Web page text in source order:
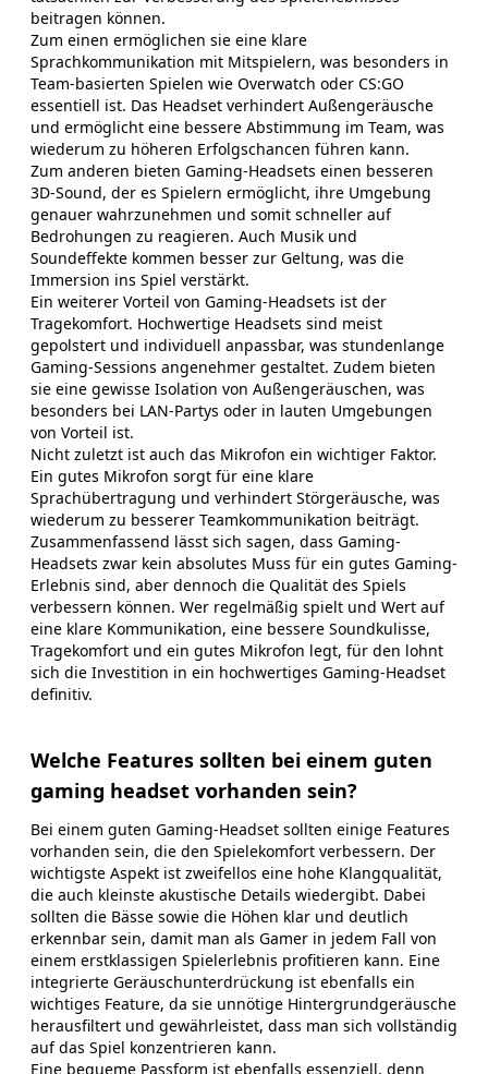
beitragen können.
Zum einen ermöglichen sie eine klare
Sprachkommunikation mit Mitspielern, was besonders in
Team-basierten Spielen wie Overwatch oder CS:GO
essentiell ist. Das Headset verhindert Außengeräusche
und ermöglicht eine bessere Abstimmung im Team, was
wiederum zu höheren Erfolgschancen führen kann.
Zum anderen bieten Gaming-Headsets einen besseren
3D-Sound, der es Spielern ermöglicht, ihre Umgebung
genauer wahrzunehmen und somit schneller auf
Bedrohungen zu reagieren. Auch Musik und
Soundeffekte kommen besser zur Geltung, was die
Immersion ins Spiel verstärkt.
Ein weiterer Vorteil von Gaming-Headsets ist der
Tragekomfort. Hochwertige Headsets sind meist
gepolstert und individuell anpassbar, was stundenlange
Gaming-Sessions angenehmer gestaltet. Zudem bieten
sie eine gewisse Isolation von Außengeräuschen, was
besonders bei LAN-Partys oder in lauten Umgebungen
von Vorteil ist.
Nicht zuletzt ist auch das Mikrofon ein wichtiger Faktor.
Ein gutes Mikrofon sorgt für eine klare
Sprachübertragung und verhindert Störgeräusche, was
wiederum zu besserer Teamkommunikation beiträgt.
Zusammenfassend lässt sich sagen, dass Gaming-
Headsets zwar kein absolutes Muss für ein gutes Gaming-
Erlebnis sind, aber dennoch die Qualität des Spiels
verbessern können. Wer regelmäßig spielt und Wert auf
eine klare Kommunikation, eine bessere Soundkulisse,
Tragekomfort und ein gutes Mikrofon legt, für den lohnt
sich die Investition in ein hochwertiges Gaming-Headset
definitiv.
Welche Features sollten bei einem guten
gaming headset vorhanden sein?
Bei einem guten Gaming-Headset sollten einige Features
vorhanden sein, die den Spielekomfort verbessern. Der
wichtigste Aspekt ist zweifellos eine hohe Klangqualität,
die auch kleinste akustische Details wiedergibt. Dabei
sollten die Bässe sowie die Höhen klar und deutlich
erkennbar sein, damit man als Gamer in jedem Fall von
einem erstklassigen Spielerlebnis profitieren kann. Eine
integrierte Geräuschunterdrückung ist ebenfalls ein
wichtiges Feature, da sie unnötige Hintergrundgeräusche
herausfiltert und gewährleistet, dass man sich vollständig
auf das Spiel konzentrieren kann.
Eine bequeme Passform ist ebenfalls essenziell, denn